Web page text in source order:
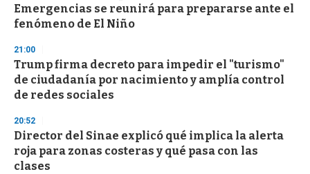
Emergencias se reunirá para prepararse ante el
fenómeno de El Niño
21:00
Trump firma decreto para impedir el "turismo"
de ciudadanía por nacimiento y amplía control
de redes sociales
20:52
Director del Sinae explicó qué implica la alerta
roja para zonas costeras y qué pasa con las
clases